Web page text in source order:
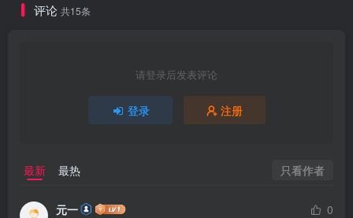
评论 共15条
请登录后发表评论
登录 注册
最新 最热 只看作者
元一
0